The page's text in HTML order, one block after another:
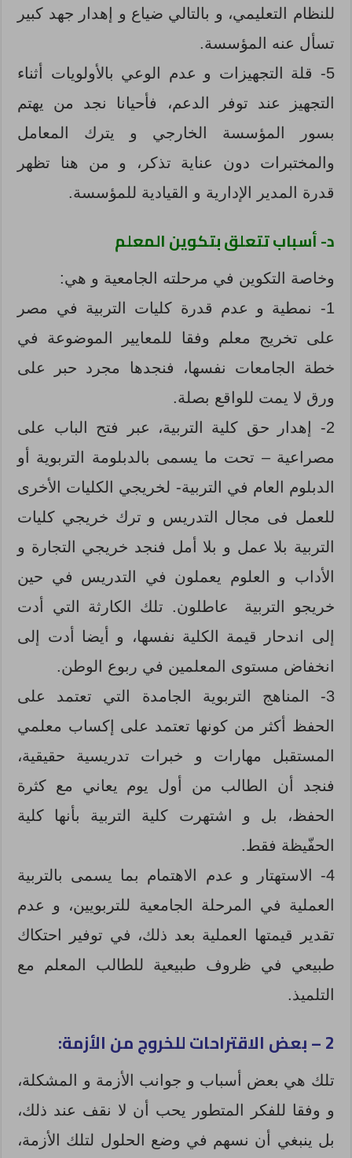
للنظام التعليمي، و بالتالي ضياع و إهدار جهد كبير
تسأل عنه المؤسسة.
5- قلة التجهيزات و عدم الوعي بالأولويات أثناء
التجهيز عند توفر الدعم، فأحيانا نجد من يهتم
بسور المؤسسة الخارجي و يترك المعامل
والمختبرات دون عناية تذكر، و من هنا تظهر
قدرة المدير الإدارية و القيادية للمؤسسة.
د- أسباب تتعلق بتكوين المعلم
وخاصة التكوين في مرحلته الجامعية و هي:
1- نمطية و عدم قدرة كليات التربية في مصر
على تخريج معلم وفقا للمعايير الموضوعة في
خطة الجامعات نفسها، فنجدها مجرد حبر على
ورق لا يمت للواقع بصلة.
2- إهدار حق كلية التربية، عبر فتح الباب على
مصراعية – تحت ما يسمى بالدبلومة التربوية أو
الدبلوم العام في التربية- لخريجي الكليات الأخرى
للعمل فى مجال التدريس و ترك خريجي كليات
التربية بلا عمل و بلا أمل فنجد خريجي التجارة و
الأداب و العلوم يعملون في التدريس في حين
خريجو التربية عاطلون. تلك الكارثة التي أدت
إلى اندحار قيمة الكلية نفسها، و أيضا أدت إلى
انخفاض مستوى المعلمين في ربوع الوطن.
3- المناهج التربوية الجامدة التي تعتمد على
الحفظ أكثر من كونها تعتمد على إكساب معلمي
المستقبل مهارات و خبرات تدريسية حقيقية،
فنجد أن الطالب من أول يوم يعاني مع كثرة
الحفظ، بل و اشتهرت كلية التربية بأنها كلية
الحفّيظة فقط.
4- الاستهتار و عدم الاهتمام بما يسمى بالتربية
العملية في المرحلة الجامعية للتربويين، و عدم
تقدير قيمتها العملية بعد ذلك، في توفير احتكاك
طبيعي في ظروف طبيعية للطالب المعلم مع
التلميذ.
2 – بعض الاقتراحات للخروج من الأزمة:
تلك هي بعض أسباب و جوانب الأزمة و المشكلة،
و وفقا للفكر المتطور يحب أن لا نقف عند ذلك،
بل ينبغي أن نسهم في وضع الحلول لتلك الأزمة،